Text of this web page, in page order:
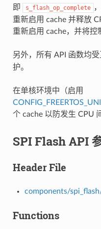
即
s_flash_op_complete
重新启用 cache 并释放
重新启用 cache，并将控
另外，所有 API 函数均
护。
在单核环境中（启用
个 cache 以防发生 CPU
SPI Flash API
Header File
components/
Functions